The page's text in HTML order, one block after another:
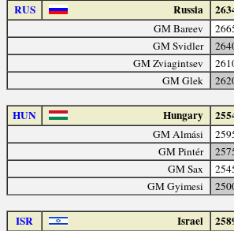
RUS Russia
GM Bareev
GM Svidler
GM Zviagintsev
GM Glek
HUN Hungary
GM Almási
GM Pintér
GM Sax
GM Gyimesi
ISR Israel